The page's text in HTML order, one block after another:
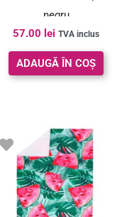
negru
57.00 lei TVA inclus
ADAUGĂ ÎN COȘ